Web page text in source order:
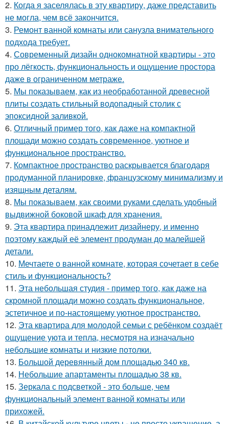
2. Когда я заселялась в эту квартиру, даже представить
не могла, чем всё закончится.
3. Ремонт ванной комнаты или санузла внимательного
подхода требует.
4. Современный дизайн однокомнатной квартиры - это
про лёгкость, функциональность и ощущение простора
даже в ограниченном метраже.
5. Мы показываем, как из необработанной древесной
плиты создать стильный водопадный столик с
эпоксидной заливкой.
6. Отличный пример того, как даже на компактной
площади можно создать современное, уютное и
функциональное пространство.
7. Компактное пространство раскрывается благодаря
продуманной планировке, французскому минимализму и
изящным деталям.
8. Мы показываем, как своими руками сделать удобный
выдвижной боковой шкаф для хранения.
9. Эта квартира принадлежит дизайнеру, и именно
поэтому каждый её элемент продуман до малейшей
детали.
10. Мечтаете о ванной комнате, которая сочетает в себе
стиль и функциональность?
11. Эта небольшая студия - пример того, как даже на
скромной площади можно создать функциональное,
эстетичное и по-настоящему уютное пространство.
12. Эта квартира для молодой семьи с ребёнком создаёт
ощущение уюта и тепла, несмотря на изначально
небольшие комнаты и низкие потолки.
13. Большой деревянный дом площадью 340 кв.
14. Небольшие апартаменты площадью 38 кв.
15. Зеркала с подсветкой - это больше, чем
функциональный элемент ванной комнаты или
прихожей.